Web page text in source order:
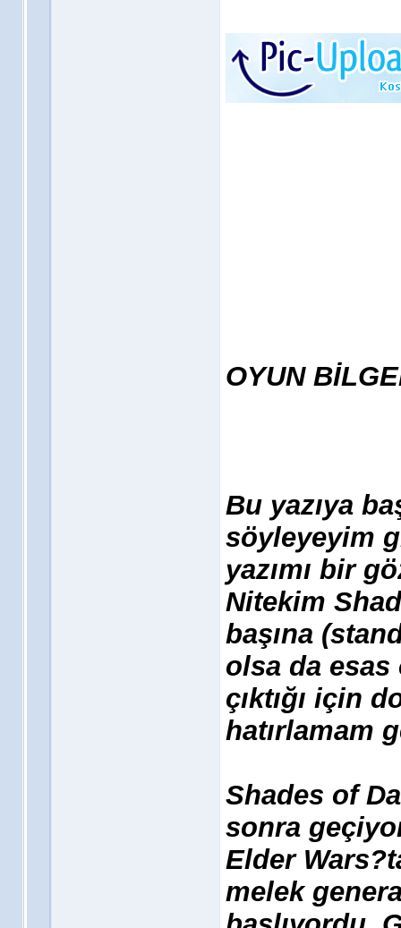
OYUN
Bu yazıya
söyleyeyim
yazımı bir
Nitekim
başına
olsa da esas
çıktığı için
hatırlamam
Shades of
sonra
Elder
melek